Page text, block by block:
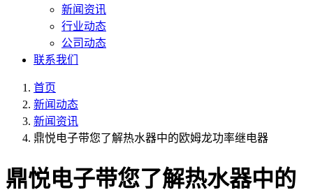
新闻资讯
行业动态
公司动态
联系我们
首页
新闻动态
新闻资讯
鼎悦电子带您了解热水器中的欧姆龙功率继电器
鼎悦电子带您了解热水器中的